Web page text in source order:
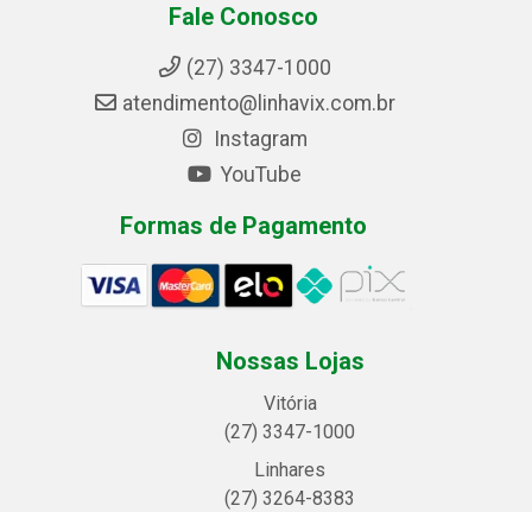
Fale Conosco
(27) 3347-1000
atendimento@linhavix.com.br
Instagram
YouTube
Formas de Pagamento
Nossas Lojas
Vitória
(27) 3347-1000
Linhares
(27) 3264-8383